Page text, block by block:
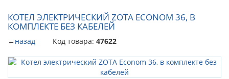
КОТЕЛ ЭЛЕКТРИЧЕСКИЙ ZOTA ECONOM 36, В
КОМПЛЕКТЕ БЕЗ КАБЕЛЕЙ
←назад Код товара: 47622